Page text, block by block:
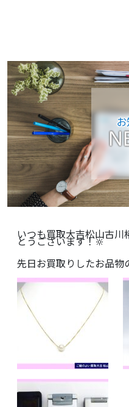
お
いつも買取大吉松山古川
とうございます！🔆
先日お買取りしたお品物